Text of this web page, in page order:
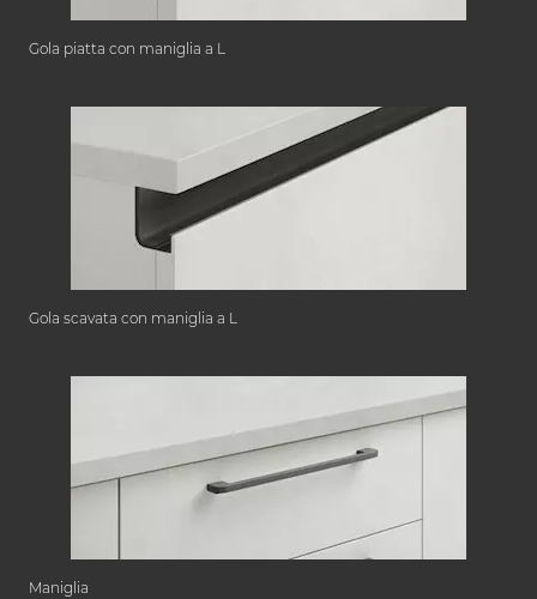
Gola piatta con maniglia a L
Gola scavata con maniglia a L
Maniglia